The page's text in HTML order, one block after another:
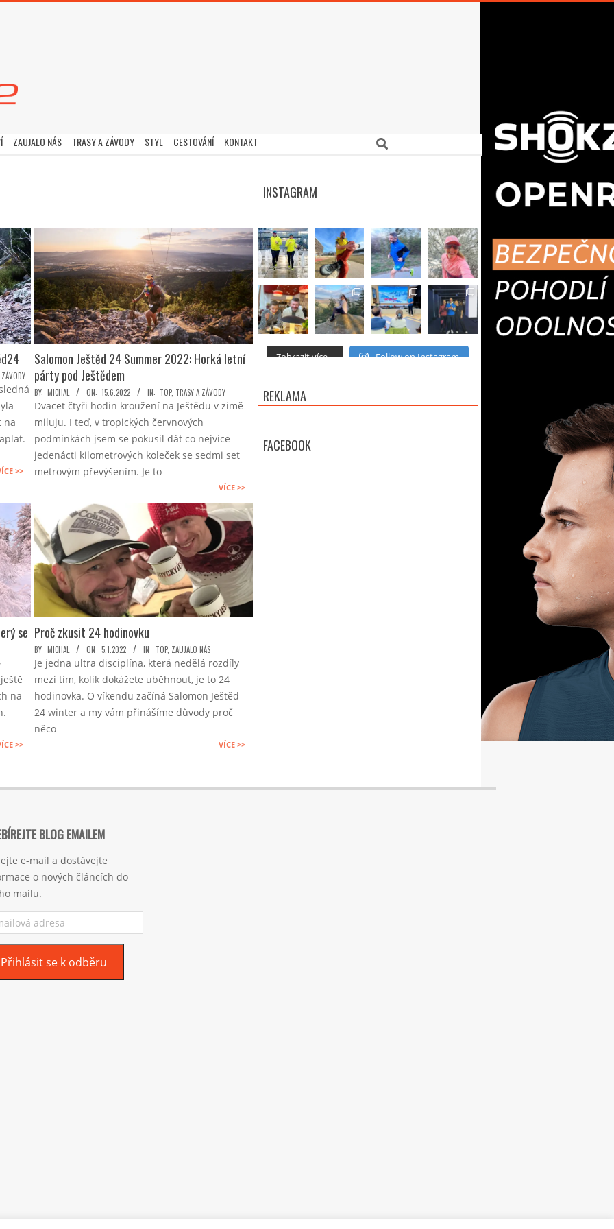
ZAUJALO NÁS TRASY A ZÁVODY STYL CESTOVÁNÍ KONTAKT Search
na
>>
Salomon Ještěd 24 Summer 2022: Horká letní
párty pod Ještědem
2022-
06-
15
BY: MICHAL ON: 15.6.2022 IN: TOP, TRASY A ZÁVODY
Dvacet čtyři hodin kroužení na Ještědu v zimě
miluju. I teď, v tropických červnových
podmínkách jsem se pokusil dát co nejvíce
jedenácti kilometrových koleček se sedmi set
metrovým převýšením. Je to
VÍCE >>
se
na
>>
Proč zkusit 24 hodinovku
2022-
01-
05
BY: MICHAL ON: 5.1.2022 IN: TOP, ZAUJALO NÁS
Je jedna ultra disciplína, která nedělá rozdíly
mezi tím, kolik dokážete uběhnout, je to 24
hodinovka. O víkendu začíná Salomon Ještěd
24 winter a my vám přinášíme důvody proč
něco
VÍCE >>
INSTAGRAM
Zobrazit více... Follow on Instagram
REKLAMA
FACEBOOK
BLOG EMAILEM
e-mail a dostávejte
o nových článcích do
mailu.
Přihlásit se k odběru